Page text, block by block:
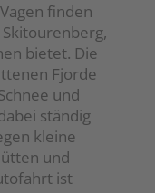
finden
bietet. Die
Fjorde
und
ständig
kleine
und
ist